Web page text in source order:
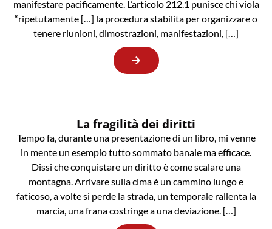
manifestare pacificamente. L’articolo 212.1 punisce chi viola
“ripetutamente […] la procedura stabilita per organizzare o
tenere riunioni, dimostrazioni, manifestazioni, […]
La fragilità dei diritti
Tempo fa, durante una presentazione di un libro, mi venne
in mente un esempio tutto sommato banale ma efficace.
Dissi che conquistare un diritto è come scalare una
montagna. Arrivare sulla cima è un cammino lungo e
faticoso, a volte si perde la strada, un temporale rallenta la
marcia, una frana costringe a una deviazione. […]